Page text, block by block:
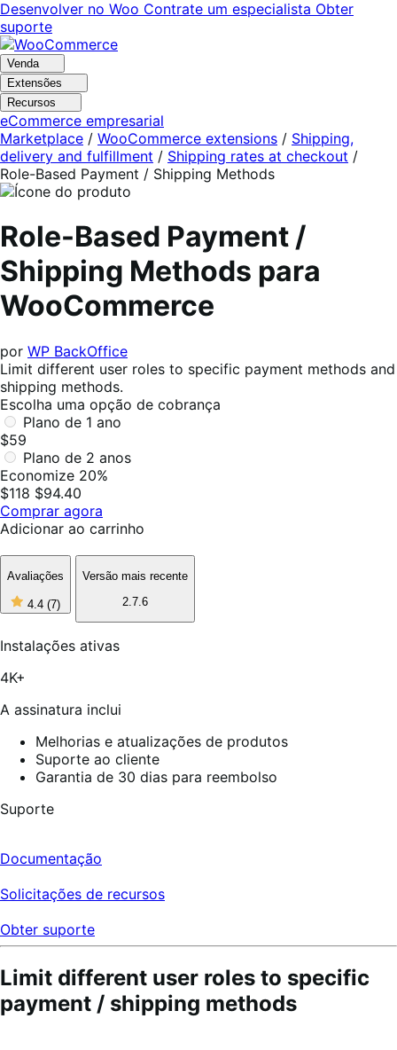
Pular
para
navegação
Pular
para
o
conteúdo
Desenvolver no Woo Contrate um especialista Obter
suporte
Venda
Extensões
Recursos
eCommerce empresarial
Marketplace / WooCommerce extensions / Shipping,
delivery and fulfillment / Shipping rates at checkout /
Role-Based Payment / Shipping Methods
Role-Based Payment /
Shipping Methods para
WooCommerce
por WP BackOffice
Limit different user roles to specific payment methods and
shipping methods.
Escolha uma opção de cobrança
Plano de 1 ano
$59
Plano de 2 anos
Economize 20%
$118 $94.40
Comprar agora
Adicionar ao carrinho
Avaliações
4.4 (7)4
de
estrelas,
7
Versão mais recente
2.7.6
Instalações ativas
4K+
A assinatura inclui
Melhorias e atualizações de produtos
Suporte ao cliente
Garantia de 30 dias para reembolso
Suporte
Documentação
Solicitações de recursos
Obter suporte
Limit different user roles to specific
payment / shipping methods